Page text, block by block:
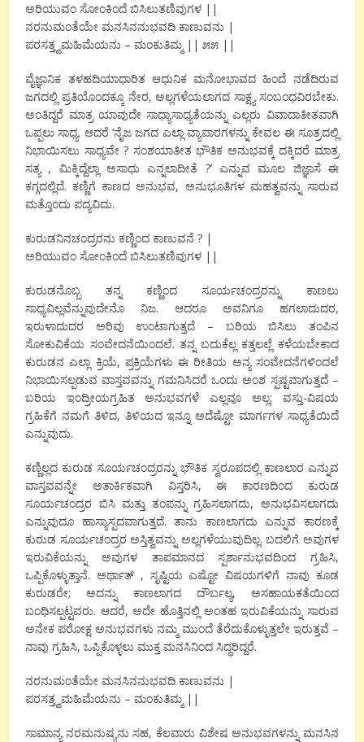
ಅರಿಯುವಂ ಸೋಂಕಿಂದೆ ಬಿಸಿಲುತಣಿವುಗಳ ||
ನರನುಮಂತೆಯೇ ಮನಸಿನನುಭವದಿ ಕಾಣುವನು |
ಪರಸತ್ತ್ವಮಹಿಮೆಯನು – ಮಂಕುತಿಮ್ಮ || ೫೫ ||
ವೈಜ್ಞಾನಿಕ ತಳಹದಿಯಾಧಾರಿತ ಆಧುನಿಕ ಮನೋಭಾವದ ಹಿಂದೆ ನಡೆದಿರುವ
ಜಗದಲ್ಲಿ ಪ್ರತಿಯೊಂದಕ್ಕೂ ನೇರ, ಅಲ್ಲಗಳೆಯಲಾಗದ ಸಾಕ್ಷ್ಯ ಸಂಬಂಧವಿರಬೇಕು.
ಅಂತಿದ್ದರೆ ಮಾತ್ರ ಯಾವುದೇ ಸಾಧ್ಯಾಸಾಧ್ಯತೆಯನ್ನು ಎಲ್ಲರು ವಿವಾದಾತೀತವಾಗಿ
ಒಪ್ಪಲು ಸಾಧ್ಯ. ಆದರೆ ‘ನೈಜ ಜಗದ ಎಲ್ಲಾ ವ್ಯಾಪಾರಗಳನ್ನು ಕೇವಲ ಈ ಸೂತ್ರದಲ್ಲಿ
ನಿಭಾಯಿಸಲು ಸಾಧ್ಯವೇ ? ಸಂಶಯಾತೀತ ಭೌತಿಕ ಅನುಭವಕ್ಕೆ ದಕ್ಕಿದರೆ ಮಾತ್ರ
ಸತ್ಯ , ಮಿಕ್ಕಿದ್ದೆಲ್ಲಾ ಅಸಾಧು ಎನ್ನಲಾದೀತೆ ?’ ಎನ್ನುವ ಮೂಲ ಜಿಜ್ಞಾಸೆ ಈ
ಕಗ್ಗದಲ್ಲಿದೆ. ಕಣ್ಣಿಗೆ ಕಾಣದ ಅನುಭವ, ಅನುಭೂತಿಗಳ ಮಹತ್ವವನ್ನು ಸಾರುವ
ಮತ್ತೊಂದು ಪದ್ಯವಿದು.
ಕುರುಡನಿನಚಂದ್ರರನು ಕಣ್ಣಿಂದ ಕಾಣುವನೆ ? |
ಅರಿಯುವಂ ಸೋಂಕಿಂದೆ ಬಿಸಿಲುತಣಿವುಗಳ ||
ಕುರುಡನೊಬ್ಬ ತನ್ನ ಕಣ್ಣಿಂದ ಸೂರ್ಯಚಂದ್ರರನ್ನು ಕಾಣಲು
ಸಾಧ್ಯವಿಲ್ಲವೆನ್ನುವುದೇನೊ ನಿಜ. ಆದರೂ ಅವನಿಗೂ ಹಗಲಾದುದರ,
ಇರುಳಾದುದರ ಅರಿವು ಉಂಟಾಗುತ್ತದೆ – ಬರಿಯ ಬಿಸಿಲು ತಂಪಿನ
ಸೋಕುವಿಕೆಯ ಸಂವೇದನೆಯಿಂದಲೆ. ತನ್ನ ಬದುಕೆಲ್ಲ ಕತ್ತಲಲ್ಲೆ ಕಳೆಯಬೇಕಾದ
ಕುರುಡನ ಎಲ್ಲಾ ಕ್ರಿಯೆ, ಪ್ರಕ್ರಿಯೆಗಳು ಈ ರೀತಿಯ ಅನ್ಯ ಸಂವೇದನೆಗಳಿಂದಲೆ
ನಿಭಾಯಿಸಲ್ಪಡುವ ವಾಸ್ತವವನ್ನು ಗಮನಿಸಿದರೆ ಒಂದು ಅಂಶ ಸ್ಪಷ್ಟವಾಗುತ್ತದೆ –
ಬರಿಯ ಇಂದ್ರೀಯಗ್ರಹಿತ ಅನುಭವಗಳೆ ಎಲ್ಲವೂ ಅಲ್ಲ; ವಸ್ತು-ವಿಷಯ
ಗ್ರಹಿಕೆಗೆ ನಮಗೆ ತಿಳಿದ, ತಿಳಿಯದ ಇನ್ನೂ ಅದೆಷ್ಟೋ ಮಾರ್ಗಗಳ ಸಾಧ್ಯತೆಯಿದೆ
ಎನ್ನುವುದು.
ಕಣ್ಣಿಲ್ಲದ ಕುರುಡ ಸೂರ್ಯಚಂದ್ರರನ್ನು ಭೌತಿಕ ಸ್ವರೂಪದಲ್ಲಿ ಕಾಣಲಾರ ಎನ್ನುವ
ವಾಸ್ತವವನ್ನೇ ಅತಾರ್ಕಿಕವಾಗಿ ವಿಸ್ತರಿಸಿ, ಈ ಕಾರಣದಿಂದ ಕುರುಡ
ಸೂರ್ಯಚಂದ್ರರ ಬಿಸಿ ಮತ್ತು ತಂಪನ್ನು ಗ್ರಹಿಸಲಾಗದು, ಅನುಭವಿಸಲಾಗದು
ಎನ್ನುವುದೂ ಹಾಸ್ಯಾಸ್ಪದವಾಗುತ್ತದೆ. ತಾನು ಕಾಣಲಾಗದು ಎನ್ನುವ ಕಾರಣಕ್ಕೆ
ಕುರುಡ ಸೂರ್ಯಚಂದ್ರರ ಅಸ್ತಿತ್ವವನ್ನು ಅಲ್ಲಗಳೆಯುವುದಿಲ್ಲ. ಬದಲಿಗೆ ಅವುಗಳ
ಇರುವಿಕೆಯನ್ನು ಅವುಗಳ ತಾಪಮಾನದ ಸ್ಪರ್ಶಾನುಭವದಿಂದ ಗ್ರಹಿಸಿ,
ಒಪ್ಪಿಕೊಳ್ಳುತ್ತಾನೆ. ಅರ್ಥಾತ್ , ಸೃಷ್ಟಿಯ ಎಷ್ಟೋ ವಿಷಯಗಳಿಗೆ ನಾವು ಕೂಡ
ಕುರುಡರೇ; ಅದನ್ನು ಕಾಣಲಾಗದ ದೌರ್ಬಲ್ಯ, ಅಸಹಾಯಕತೆಯಿಂದ
ಬಂಧಿಸಲ್ಪಟ್ಟವರು. ಆದರೆ, ಅದೇ ಹೊತ್ತಿನಲ್ಲಿ ಅಂತಹ ಇರುವಿಕೆಯನ್ನು ಸಾರುವ
ಅನೇಕ ಪರೋಕ್ಷ ಅನುಭವಗಳು ನಮ್ಮ ಮುಂದೆ ತೆರೆದುಕೊಳ್ಳುತ್ತಲೇ ಇರುತ್ತವೆ –
ನಾವು ಗ್ರಹಿಸಿ, ಒಪ್ಪಿಕೊಳ್ಳಲು ಮುಕ್ತ ಮನಸಿನಿಂದ ಸಿದ್ಧರಿದ್ದರೆ.
ನರನುಮಂತೆಯೇ ಮನಸಿನನುಭವದಿ ಕಾಣುವನು |
ಪರಸತ್ತ್ವಮಹಿಮೆಯನು – ಮಂಕುತಿಮ್ಮ ||
ಸಾಮಾನ್ಯ ನರಮನುಷ್ಯನು ಸಹ, ಕೆಲವಾರು ವಿಶೇಷ ಅನುಭವಗಳನ್ನು ಮನಸಿನ